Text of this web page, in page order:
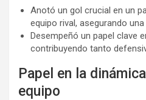
Anotó un gol crucial en un
equipo rival, asegurando
Desempeñó un papel clave
contribuyendo tanto
Papel en la
equipo